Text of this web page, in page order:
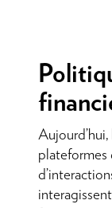
plateformes